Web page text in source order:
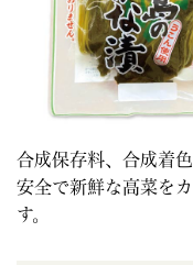
合成保存料、合成着
安全で新鮮な高菜を
す。